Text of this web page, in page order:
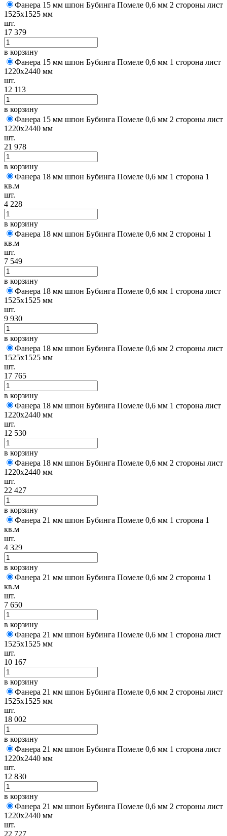
Фанера 15 мм шпон Бубинга Помеле 0,6 мм 2 стороны лист
1525х1525 мм
шт.
17 379
в корзину
Фанера 15 мм шпон Бубинга Помеле 0,6 мм 1 сторона лист
1220х2440 мм
шт.
12 113
в корзину
Фанера 15 мм шпон Бубинга Помеле 0,6 мм 2 стороны лист
1220х2440 мм
шт.
21 978
в корзину
Фанера 18 мм шпон Бубинга Помеле 0,6 мм 1 сторона 1
кв.м
шт.
4 228
в корзину
Фанера 18 мм шпон Бубинга Помеле 0,6 мм 2 стороны 1
кв.м
шт.
7 549
в корзину
Фанера 18 мм шпон Бубинга Помеле 0,6 мм 1 сторона лист
1525х1525 мм
шт.
9 930
в корзину
Фанера 18 мм шпон Бубинга Помеле 0,6 мм 2 стороны лист
1525х1525 мм
шт.
17 765
в корзину
Фанера 18 мм шпон Бубинга Помеле 0,6 мм 1 сторона лист
1220х2440 мм
шт.
12 530
в корзину
Фанера 18 мм шпон Бубинга Помеле 0,6 мм 2 стороны лист
1220х2440 мм
шт.
22 427
в корзину
Фанера 21 мм шпон Бубинга Помеле 0,6 мм 1 сторона 1
кв.м
шт.
4 329
в корзину
Фанера 21 мм шпон Бубинга Помеле 0,6 мм 2 стороны 1
кв.м
шт.
7 650
в корзину
Фанера 21 мм шпон Бубинга Помеле 0,6 мм 1 сторона лист
1525х1525 мм
шт.
10 167
в корзину
Фанера 21 мм шпон Бубинга Помеле 0,6 мм 2 стороны лист
1525х1525 мм
шт.
18 002
в корзину
Фанера 21 мм шпон Бубинга Помеле 0,6 мм 1 сторона лист
1220х2440 мм
шт.
12 830
в корзину
Фанера 21 мм шпон Бубинга Помеле 0,6 мм 2 стороны лист
1220х2440 мм
шт.
22 727